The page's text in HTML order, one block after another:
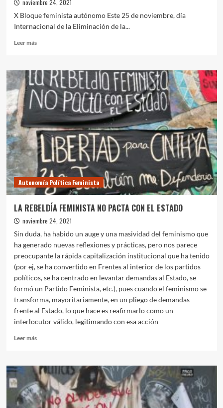
noviembre 24, 2021
X Bloque feminista autónomo Este 25 de noviembre, día
Internacional de la Eliminación de la...
Leer másLeer
[CONVOCATORIA
BLOQUE
FEMINISTA
AUTÓNOMO]
Autonomía Política Feminista
LA REBELDÍA FEMINISTA NO PACTA CON EL ESTADO
noviembre 24, 2021
Sin duda, ha habido un auge y una masividad del feminismo que
ha generado nuevas reflexiones y prácticas, pero nos parece
preocupante la rápida capitalización institucional que ha tenido
(por ej, se ha convertido en Frentes al interior de los partidos
políticos, se ha centrado en levantar demandas al Estado, se
formó un Partido Feminista, etc.), pues cuando el feminismo se
transforma, mayoritariamente, en un pliego de demandas
frente al Estado, lo que hace es reafirmarlo como un
interlocutor válido, legitimando con esa acción
Leer másLeer
LA
REBELDÍA
FEMINISTA
NO
PACTA